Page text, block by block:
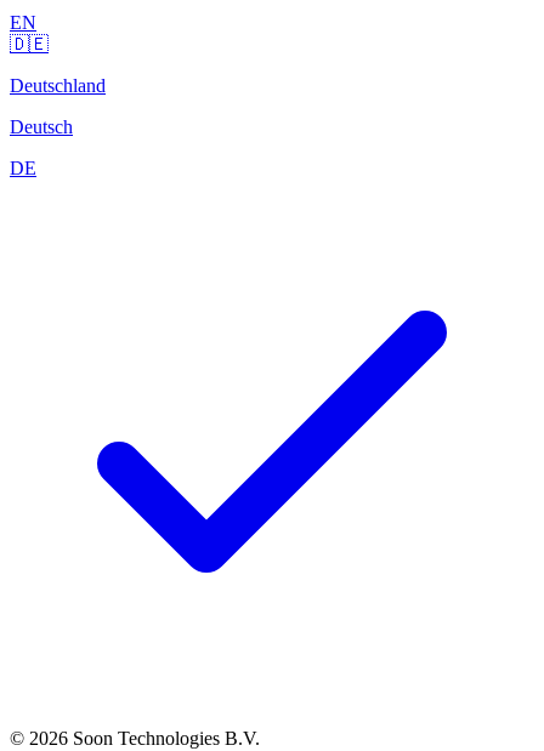
EN
🇩🇪
Deutschland
Deutsch
DE
© 2026 Soon Technologies B.V.